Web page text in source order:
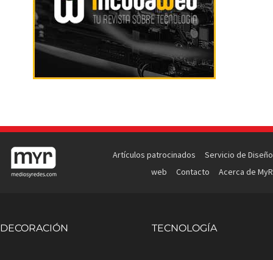
Artículos patrocinados
Servicio de Diseño
web
Contacto Acerca de MyR
DECORACIÓN TECNOLOGÍA